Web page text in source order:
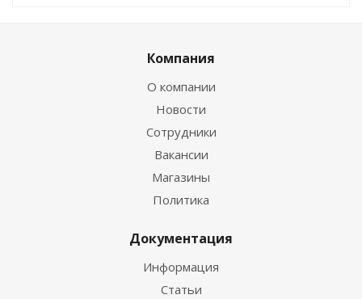
Компания
О компании
Новости
Сотрудники
Вакансии
Магазины
Политика
Документация
Информация
Статьи